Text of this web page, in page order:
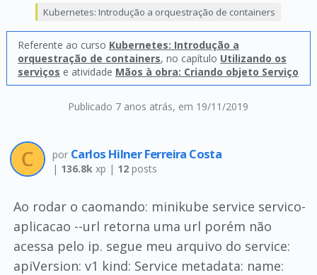
Publicado 7 anos atrás, em 19/11/2019
Kubernetes: Introdução a orquestração de containers
Referente ao curso Kubernetes: Introdução a
orquestração de containers, no capítulo Utilizando os
serviços e atividade Mãos à obra: Criando objeto Serviço
por Carlos Hilner Ferreira Costa
| 136.8kxp | 12posts
Ao rodar o caomando: minikube service servico-
aplicacao --url retorna uma url porém não
acessa pelo ip. segue meu arquivo do service:
apiVersion: v1 kind: Service metadata: name: